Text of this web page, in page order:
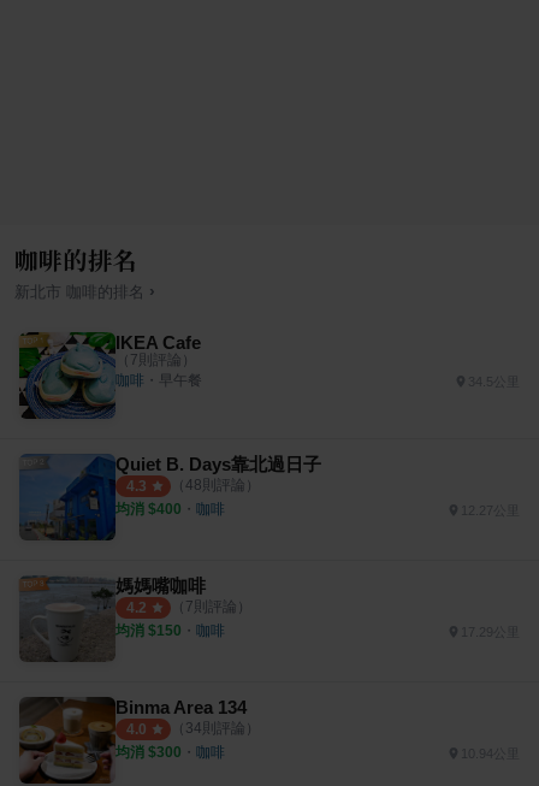
咖啡的排名
新北市 咖啡 的排名 ›
IKEA Cafe
（ 7則評論）
咖啡 ・ 早午餐 34.5公里
Quiet B. Days靠北過日子
4.3 （ 48則評論）
均消 $400 ・ 咖啡
媽媽嘴咖啡
4.2 （ 7則評論）
均消 $150 ・ 咖啡
Binma Area 134
4.0 （ 34則評論）
均消 $300 ・ 咖啡 10.94公里